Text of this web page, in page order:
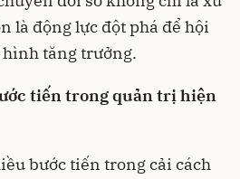
là động lực đột phá để hội
tăng trưởng.
tiến trong quản trị hiện
bước tiến trong cải cách